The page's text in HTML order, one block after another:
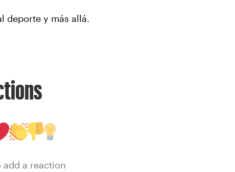
deporte y más allá.
add a reaction